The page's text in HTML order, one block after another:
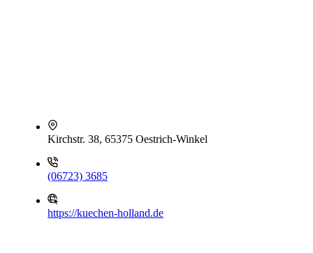
Kirchstr. 38, 65375 Oestrich-Winkel
(06723) 3685
https://kuechen-holland.de